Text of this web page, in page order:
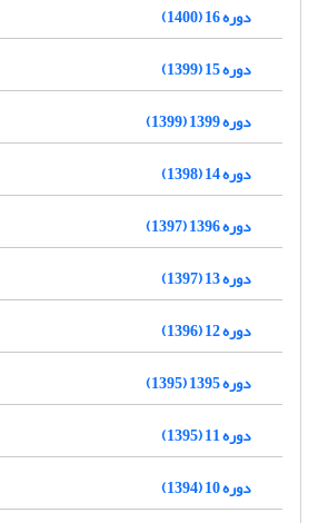
دوره 16 (1400)
دوره 15 (1399)
دوره 1399 (1399)
دوره 14 (1398)
دوره 1396 (1397)
دوره 13 (1397)
دوره 12 (1396)
دوره 1395 (1395)
دوره 11 (1395)
دوره 10 (1394)